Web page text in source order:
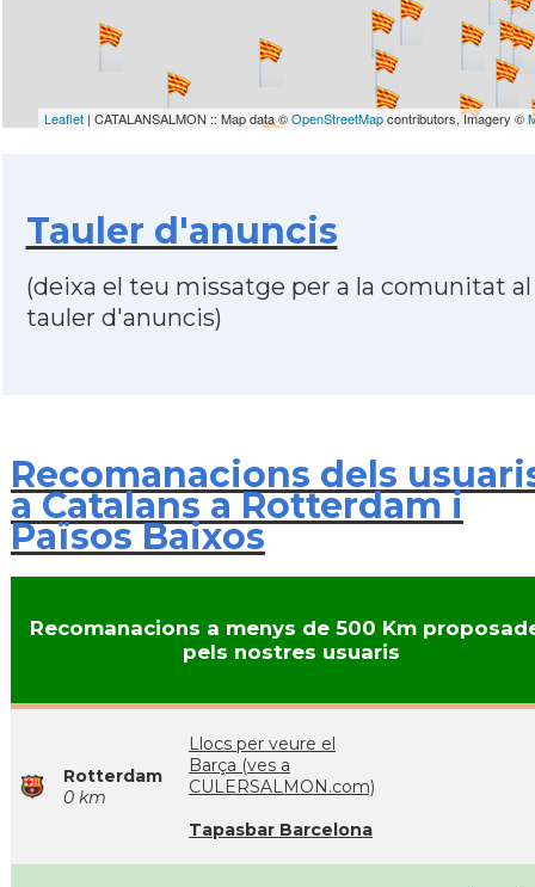
Leaflet | CATALANSALMON :: Map data ©OpenStreetMapcontributors, Imagery ©
Tauler d'anuncis
(deixa el teu missatge per a la comunitat al
tauler d'anuncis)
Recomanacions dels
a Catalans a Rotterdam i
Països Baixos
Recomanacions a menys de 500 Km
pels nostres usuaris
Rotterdam
0 km
Llocs per veure el
Barça (ves a
CULERSALMON.com)
Tapasbar Barcelona